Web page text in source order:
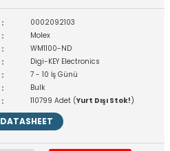
: 0002092103
: Molex
: WM1100-ND
: Digi-KEY Electronics
: 7 - 10 İş Günü
: Bulk
: 110799 Adet (Yurt Dışı Stok!)
DATASHEET